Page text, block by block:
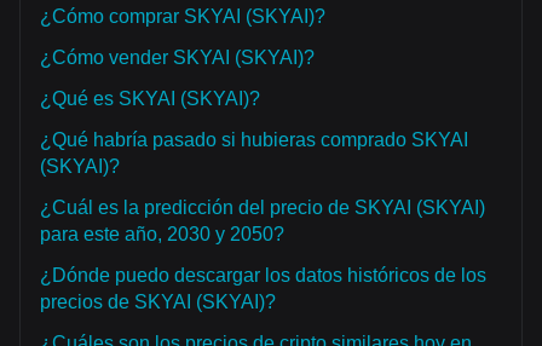
¿Cómo comprar SKYAI (SKYAI)?
¿Cómo vender SKYAI (SKYAI)?
¿Qué es SKYAI (SKYAI)?
¿Qué habría pasado si hubieras comprado SKYAI
(SKYAI)?
¿Cuál es la predicción del precio de SKYAI (SKYAI)
para este año, 2030 y 2050?
¿Dónde puedo descargar los datos históricos de los
precios de SKYAI (SKYAI)?